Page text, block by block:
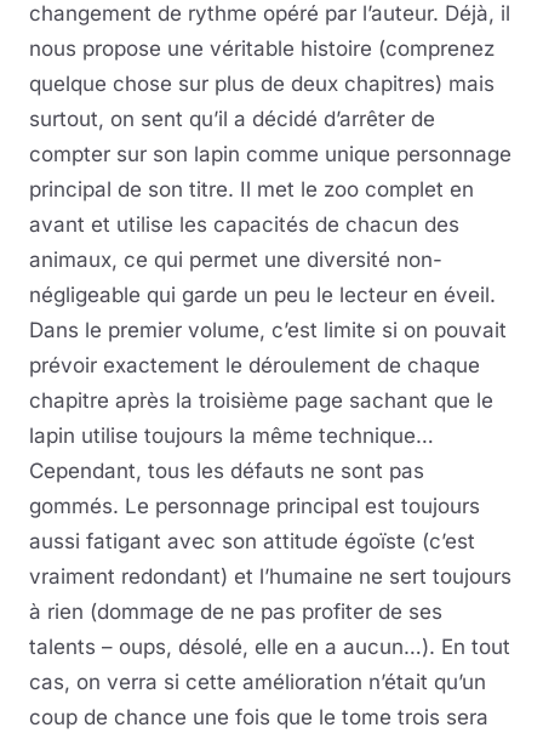
changement de rythme opéré par l’auteur. Déjà, il
nous propose une véritable histoire (comprenez
quelque chose sur plus de deux chapitres) mais
surtout, on sent qu’il a décidé d’arrêter de
compter sur son lapin comme unique personnage
principal de son titre. Il met le zoo complet en
avant et utilise les capacités de chacun des
animaux, ce qui permet une diversité non-
négligeable qui garde un peu le lecteur en éveil.
Dans le premier volume, c’est limite si on pouvait
prévoir exactement le déroulement de chaque
chapitre après la troisième page sachant que le
lapin utilise toujours la même technique…
Cependant, tous les défauts ne sont pas
gommés. Le personnage principal est toujours
aussi fatigant avec son attitude égoïste (c’est
vraiment redondant) et l’humaine ne sert toujours
à rien (dommage de ne pas profiter de ses
talents – oups, désolé, elle en a aucun…). En tout
cas, on verra si cette amélioration n’était qu’un
coup de chance une fois que le tome trois sera